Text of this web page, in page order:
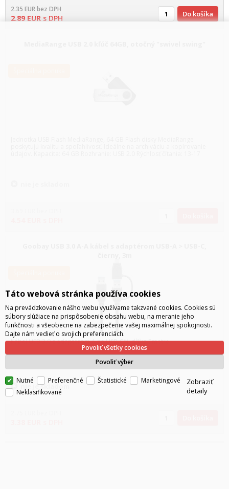
2.35 EURbez DPH
2.89 EUR s DPH Do košíka
Kábel USB 3.0 s adaptérom A na USB-C™, dĺžka 3metre
nie je skladom
Táto webová stránka používa cookies
Na prevádzkovanie nášho webu využívame takzvané cookies. Cookies sú
súbory slúžiace na prispôsobenie obsahu webu, na meranie jeho
funkčnosti a všeobecne na zabezpečenie vašej maximálnej spokojnosti.
Dajte nám vedieť o svojich preferenciách.
Povoliť výber
Povoliť všetky cookies
Nutné Preferenčné Štatistické
Marketingové
Neklasifikované
Zobraziť
detaily